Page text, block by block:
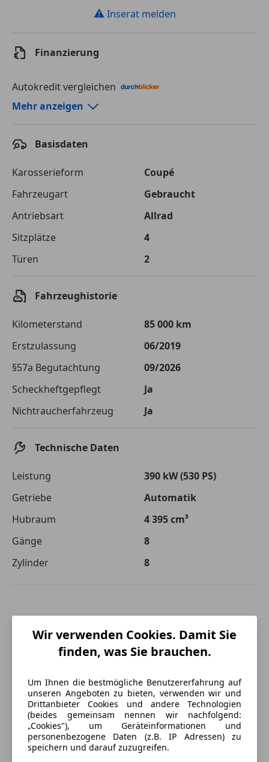
⚠ Inserat melden
Finanzierung
Autokredit vergleichen
Autokredit-Rechner von durchblicker.at
Laufzeit
120 Monate
Kreditbetrag
€ 62 500,-
Zu zahlender
Gesamtbetrag
€ 88 051,-
Effektivzinsatz
Sollzinssatz
7,25 %
Monatliche Rate € 733,76
von der von Ihnen gewählten Bank. Rückzahlungszeitraum 1-10
Jetzt berechnen
Mehr anzeigen
Basisdaten
Karosserieform
Coupé
Fahrzeugart
Gebraucht
Antriebsart
Allrad
Sitzplätze
4
Türen
2
Fahrzeughistorie
Kilometerstand
85 000 km
Erstzulassung
06/2019
§57a Begutachtung
09/2026
Scheckheftgepflegt
Ja
Nichtraucherfahrzeug
Ja
Technische Daten
Leistung
390 kW (530 PS)
Getriebe
Automatik
Hubraum
4 395 cm³
Gänge
8
Zylinder
8
Wir verwenden Cookies. Damit Sie
finden, was Sie brauchen.
Um Ihnen die bestmögliche Benutzererfahrung auf
unseren Angeboten zu bieten, verwenden wir und
Drittanbieter Cookies und andere Technologien
(beides gemeinsam nennen wir nachfolgend:
„Cookies"), um Geräteinformationen und
personenbezogene Daten (z.B. IP Adressen) zu
speichern und darauf zuzugreifen.